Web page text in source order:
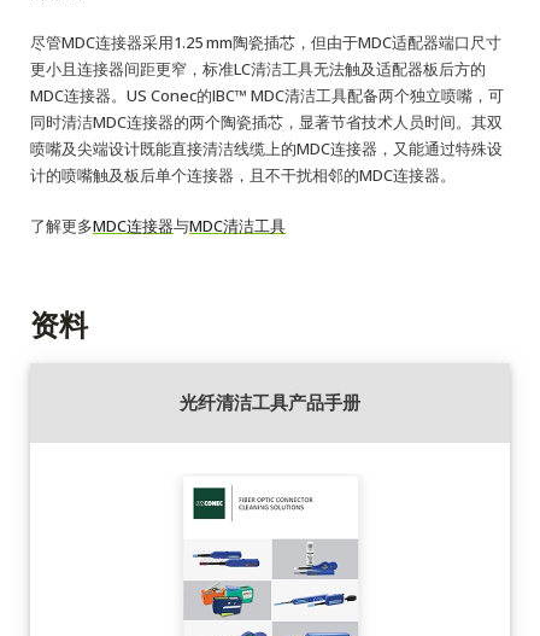
尽管MDC连接器采用1.25 mm陶瓷插芯，但由于MDC适配器端口尺寸
更小且连接器间距更窄，标准LC清洁工具无法触及适配器板后方的
MDC连接器。US Conec的IBC™ MDC清洁工具配备两个独立喷嘴，可
同时清洁MDC连接器的两个陶瓷插芯，显著节省技术人员时间。其双
喷嘴及尖端设计既能直接清洁线缆上的MDC连接器，又能通过特殊设
计的喷嘴触及板后单个连接器，且不干扰相邻的MDC连接器。
了解更多MDC连接器与MDC清洁工具
资料
光纤清洁工具产品手册